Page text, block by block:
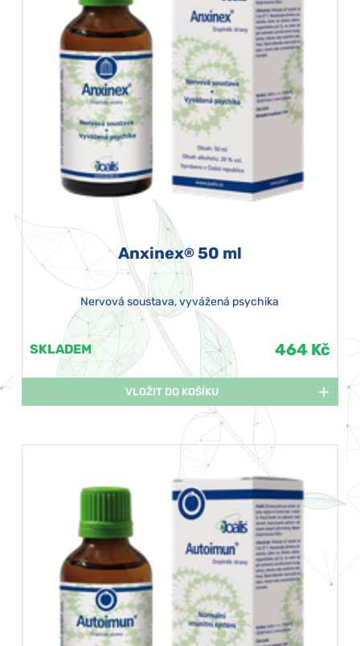
Anxinex® 50 ml
Nervová soustava, vyvážená psychika
SKLADEM 464 Kč
VLOŽIT DO KOŠÍKU